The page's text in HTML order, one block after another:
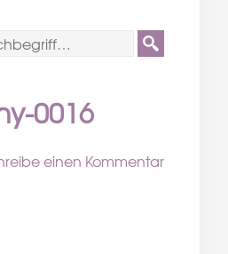
0016
einen Kommentar